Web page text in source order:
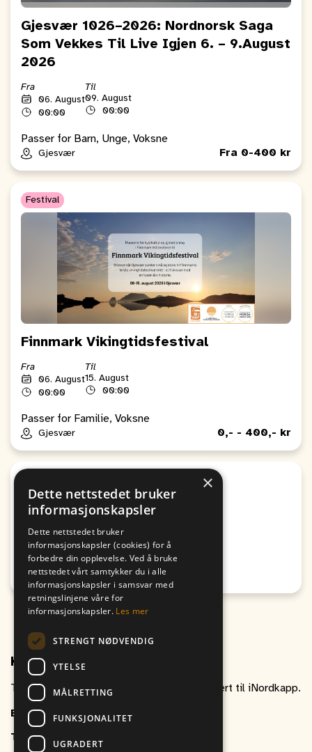
Gjesvær 1026–2026: Nordnorsk Saga
Som Vekkes Til Live Igjen 6. – 9.August
2026
Fra
06. August
00:00
Til
09. August
00:00
Passer for Barn, Unge, Voksne
Gjesvær Fra 0-400 kr
Festival
Finnmark Vikingtidsfestival
Fra
06. August
00:00
Til
15. August
00:00
Passer for Familie, Voksne
Gjesvær 0,- - 400,- kr
Altaturneringen 2026 G13
Fra
Til
06. August
17:30
Honningsvåg
Kontakt oss
Ta gjerne kontakt om du har spørsmål relatert til iNordkapp.
E-post
inordkapp@vitikka.no
Telefon
×
Dette nettstedet bruker
informasjonskapsler
Dette nettstedet bruker
informasjonskapsler (cookies) for å
forbedre din opplevelse. Ved å bruke
nettstedet vårt samtykker du i alle
informasjonskapsler i samsvar med
retningslinjene våre for
informasjonskapsler. Les mer
STRENGT NØDVENDIG
YTELSE
MÅLRETTING
FUNKSJONALITET
UGRADERT